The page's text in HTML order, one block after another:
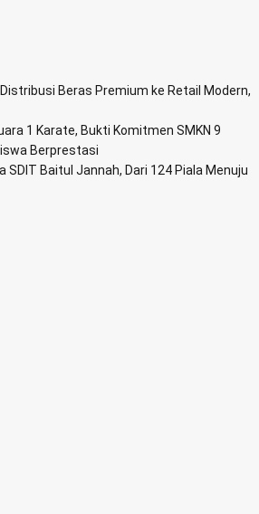
Beras Premium ke Retail Modern,
1 Karate, Bukti Komitmen SMKN 9
Berprestasi
SDIT Baitul Jannah, Dari 124 Piala Menuju